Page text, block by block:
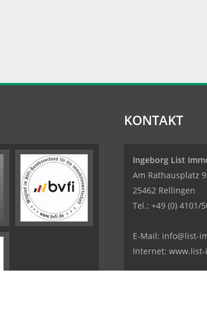
KONTAKT
Ingeborg List
Am Rathausplatz
25462 Rellingen
Tel.: +49 (0) 4101/
E-Mail: info@list-
Internet: